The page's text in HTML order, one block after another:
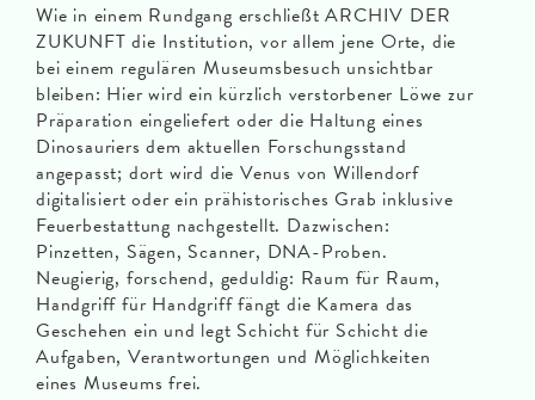
Wie in einem Rundgang erschließt ARCHIV DER
ZUKUNFT die Institution, vor allem jene Orte, die
bei einem regulären Museumsbesuch unsichtbar
bleiben: Hier wird ein kürzlich verstorbener Löwe zur
Präparation eingeliefert oder die Haltung eines
Dinosauriers dem aktuellen Forschungsstand
angepasst; dort wird die Venus von Willendorf
digitalisiert oder ein prähistorisches Grab inklusive
Feuerbestattung nachgestellt. Dazwischen:
Pinzetten, Sägen, Scanner, DNA-Proben.
Neugierig, forschend, geduldig: Raum für Raum,
Handgriff für Handgriff fängt die Kamera das
Geschehen ein und legt Schicht für Schicht die
Aufgaben, Verantwortungen und Möglichkeiten
eines Museums frei.